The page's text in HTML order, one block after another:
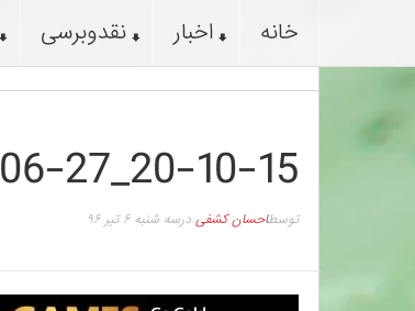
خانه اخبار نقدوبرسی
27_20-10-15
توسطاحسان کشفی درسه شنبه ۶ تیر ۹۶